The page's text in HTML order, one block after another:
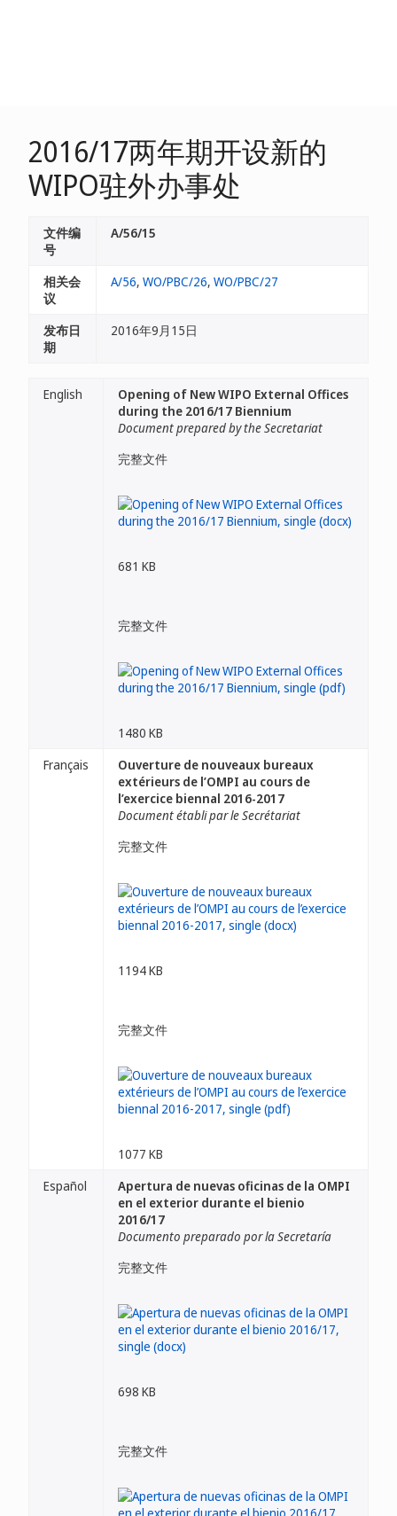
2016/17两年期开设新的
WIPO驻外办事处
文件编
号
A/56/15
相关会
议
A/56, WO/PBC/26, WO/PBC/27
发布日
期
2016年9月15日
English
Opening of New WIPO External Offices
during the 2016/17 Biennium
Document prepared by the Secretariat
完整文件
681 KB
完整文件
1480 KB
Français
Ouverture de nouveaux bureaux
extérieurs de l’OMPI au cours de
l’exercice biennal 2016-2017
Document établi par le Secrétariat
完整文件
1194 KB
完整文件
1077 KB
Español
Apertura de nuevas oficinas de la OMPI
en el exterior durante el bienio
2016/17
Documento preparado por la Secretaría
完整文件
698 KB
完整文件